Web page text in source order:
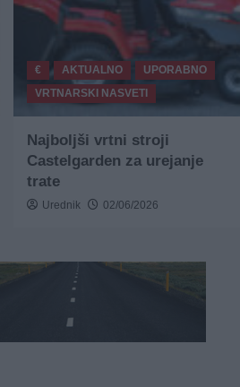
€ AKTUALNO
UPORABNO
VRTNARSKI NASVETI
Najboljši vrtni stroji
Castelgarden za urejanje
trate
Urednik 02/06/2026